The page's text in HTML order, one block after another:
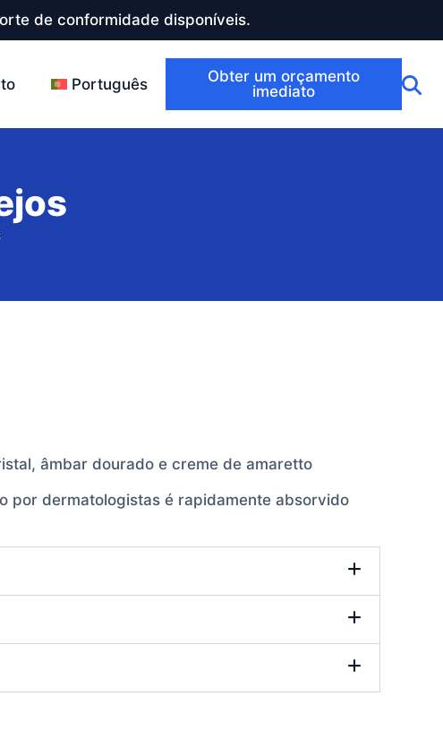
de conformidade disponíveis.
Português
Obter um orçamento
imediato
âmbar dourado e creme de amaretto
por dermatologistas é rapidamente absorvido